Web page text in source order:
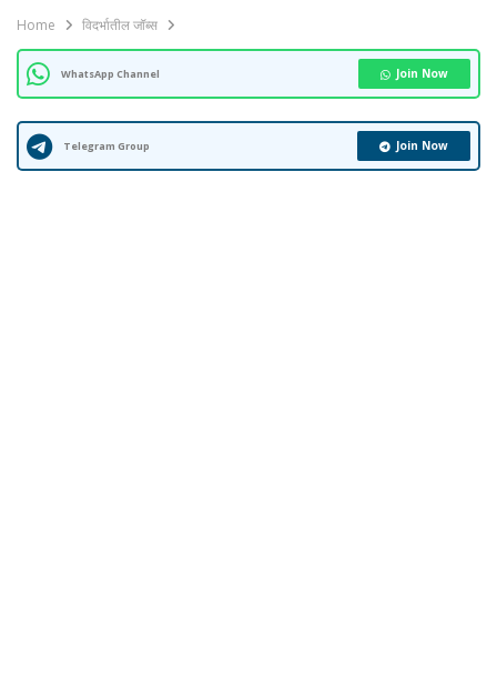
Home विदर्भातील जॉब्स
WhatsApp Channel Join Now
Telegram Group Join Now